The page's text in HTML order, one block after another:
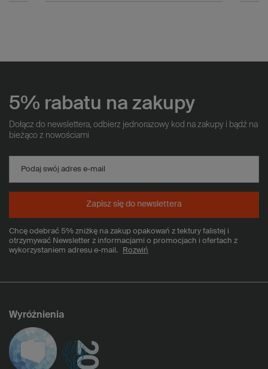
5% rabatu na zakupy
Dołącz do newslettera, odbierz jednorazowy kod na zakupy i bądź na
bieżąco z nowościami
Podaj swój adres e-mail
Chcę odebrać 5% zniżkę na zakup opakowań z tektury falistej i
otrzymywać Newsletter z informacjami o promocjach i ofertach z
wykorzystaniem adresu e-mail.
Rozwiń
Zapisz się do newslettera
Wyróżnienia